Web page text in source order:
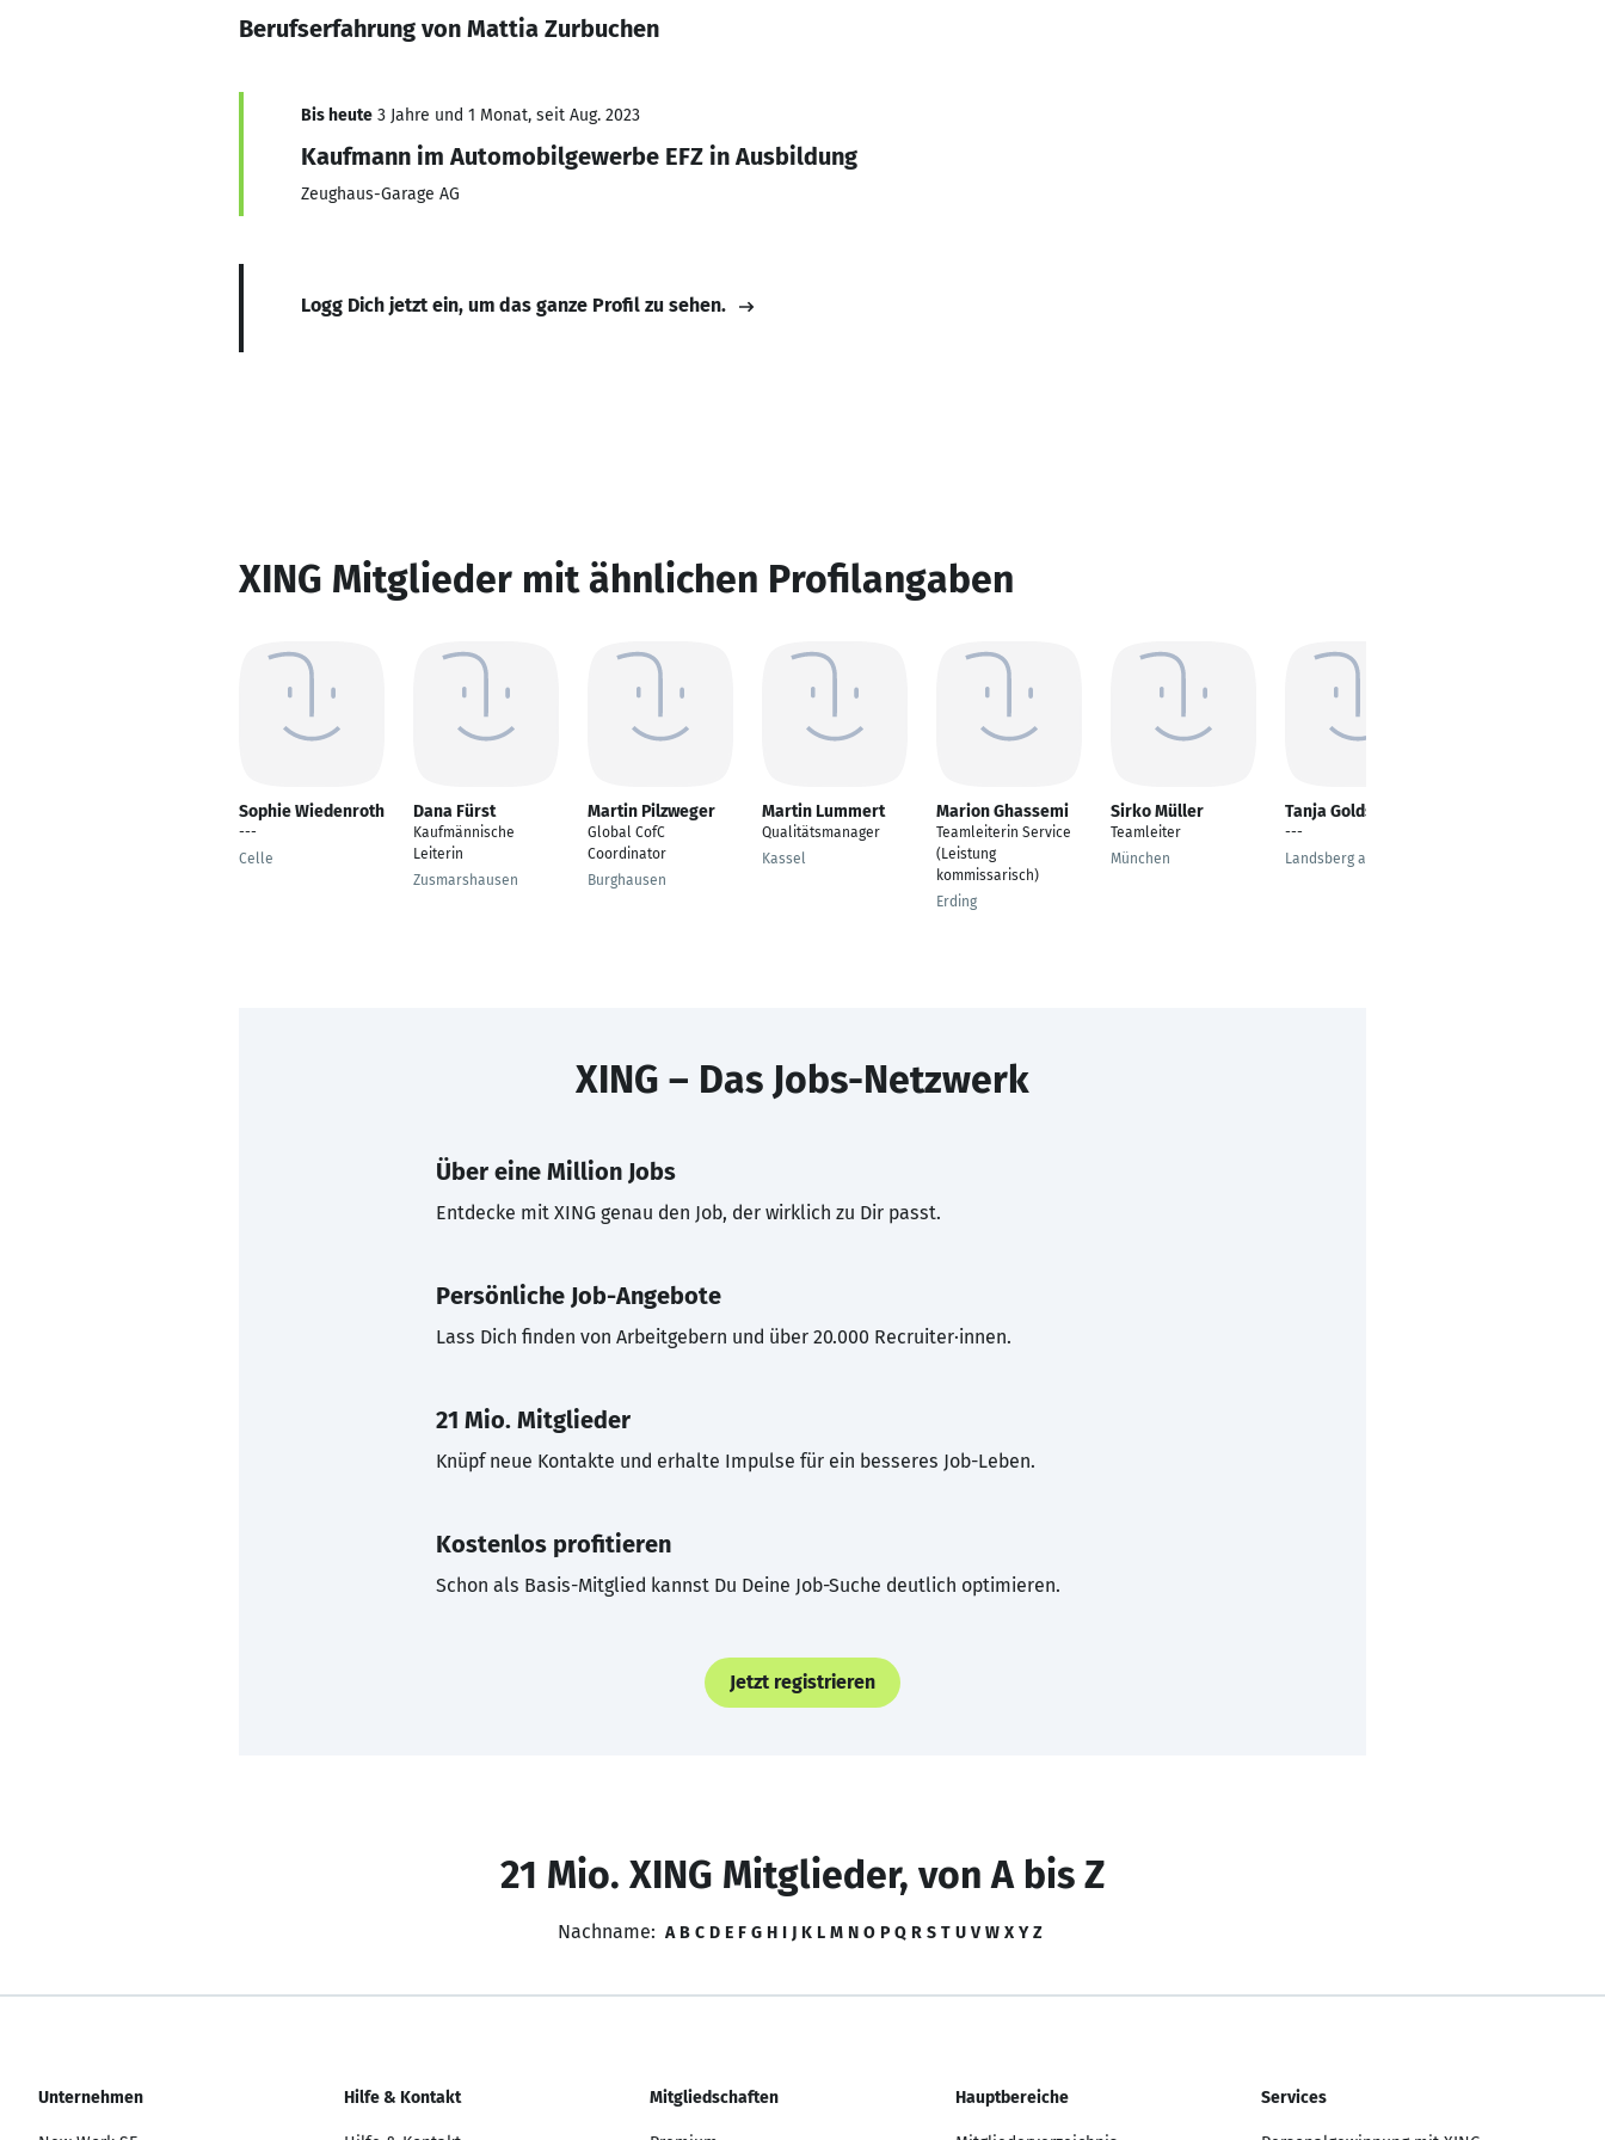
Berufserfahrung von Mattia Zurbuchen
Bis heute 3 Jahre und 1 Monat, seit Aug. 2023
Kaufmann im Automobilgewerbe EFZ in Ausbildung
Zeughaus-Garage AG
Logg Dich jetzt ein, um das ganze Profil zu sehen.
XING Mitglieder mit ähnlichen Profilangaben
Sophie Wiedenroth
---
Celle
Dana Fürst
Kaufmännische
Leiterin
Zusmarshausen
Martin Pilzweger
Global CofC
Coordinator
Burghausen
Martin Lummert
Qualitätsmanager
Kassel
Marion Ghassemi
Teamleiterin Service
(Leistung
kommissarisch)
Erding
Sirko Müller
Teamleiter
München
Tanja Goldschmidt
---
Landsberg am Lech
XING – Das Jobs-Netzwerk
Über eine Million Jobs
Entdecke mit XING genau den Job, der wirklich zu Dir passt.
Persönliche Job-Angebote
Lass Dich finden von Arbeitgebern und über 20.000 Recruiter·innen.
21 Mio. Mitglieder
Knüpf neue Kontakte und erhalte Impulse für ein besseres Job-Leben.
Kostenlos profitieren
Schon als Basis-Mitglied kannst Du Deine Job-Suche deutlich optimieren.
Jetzt registrieren
21 Mio. XING Mitglieder, von A bis Z
Nachname: A B C D E F G H I J K L M N O P Q R S T U V W X Y Z
Unternehmen Hilfe & Kontakt Mitgliedschaften Hauptbereiche Services